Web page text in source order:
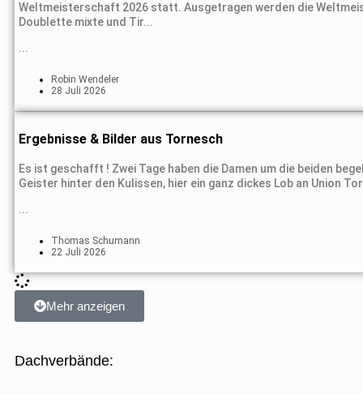
Weltmeisterschaft 2026 statt. Ausgetragen werden die
Doublette mixte und Tir...
...
Robin Wendeler
28 Juli 2026
Ergebnisse & Bilder aus Tornesch
Es ist geschafft ! Zwei Tage haben die Damen um die beiden
Geister hinter den Kulissen, hier ein ganz dickes Lob an Union
...
Thomas Schumann
22 Juli 2026
Mehr anzeigen
Dachverbände: